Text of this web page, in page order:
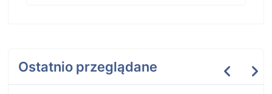
Ostatnio przeglądane